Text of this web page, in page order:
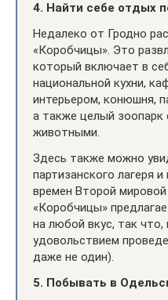
4. Найти себе отдых
Недалеко от Гродно
«Коробчицы». Это
который включает в
национальной кухни,
интерьером, конюшня,
а также целый зоопарк
животными.
Здесь также можно
партизанского лагеря
времен Второй
«Коробчицы»
на любой вкус, так
удовольствием
даже не один).
5. Побывать в